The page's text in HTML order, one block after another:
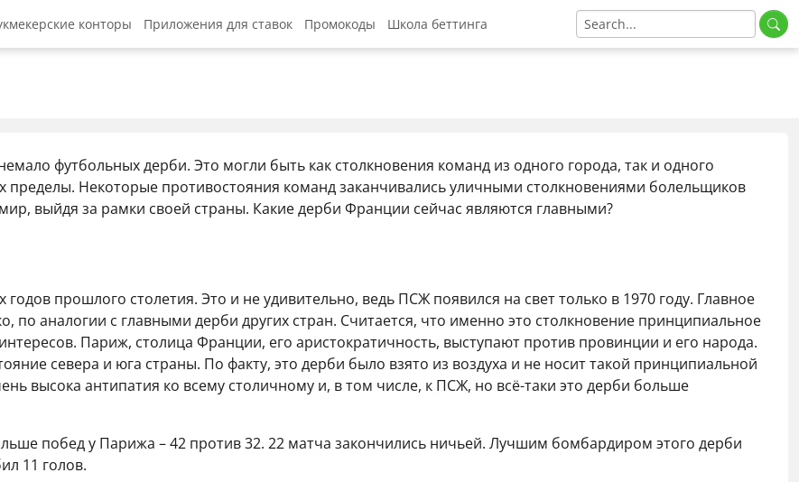
конторы Приложения для ставок Промокоды
Betwinner промокод
Stake промокод
Школа беттинга
Аналитика
футбольных дерби. Это могли быть как столкновения команд из одного города, так и одного
Некоторые противостояния команд заканчивались уличными столкновениями болельщиков
выйдя за рамки своей страны. Какие дерби Франции сейчас являются главными?
прошлого столетия. Это и не удивительно, ведь ПСЖ появился на свет только в 1970 году. Главное
по аналогии с главными дерби других стран. Считается, что именно это столкновение принципиальное
Париж, столица Франции, его аристократичность, выступают против провинции и его народа.
севера и юга страны. По факту, это дерби было взято из воздуха и не носит такой принципиальной
высока антипатия ко всему столичному и, в том числе, к ПСЖ, но всё-таки это дерби больше
побед у Парижа – 42 против 32. 22 матча закончились ничьей. Лучшим бомбардиром этого дерби
11 голов.